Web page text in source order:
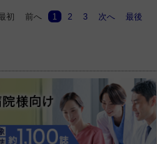
最初 前へ 1 2 3 次へ 最後